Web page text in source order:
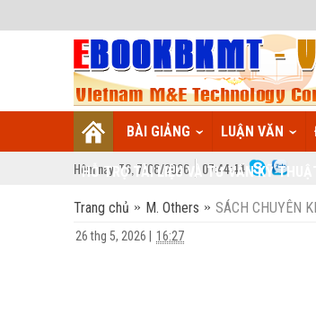
BÀI GIẢNG LUẬN VĂN
HỖ TRỢ TÀI LIỆU VÀ TƯ VẤN KỸ THUẬT
Hôm nay: T6, 7/08/2026 07:44:45
Trang chủ M. Others SÁCH CHUYÊN
26 thg 5, 2026 16:27